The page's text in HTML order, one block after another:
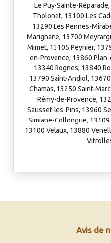
Le Puy-Sainte-
Tholonet, 13100 Les
13290 Les Pennes-
Marignane, 13700
Mimet, 13105 Peynier,
en-Provence, 13860
13340 Rognes, 13840
13790 Saint-Andiol,
Chamas, 13250 Saint-
Rémy-de-Provence,
Sausset-les-Pins, 13960
Simiane-Collongue,
13100 Velaux, 13880
Avis de